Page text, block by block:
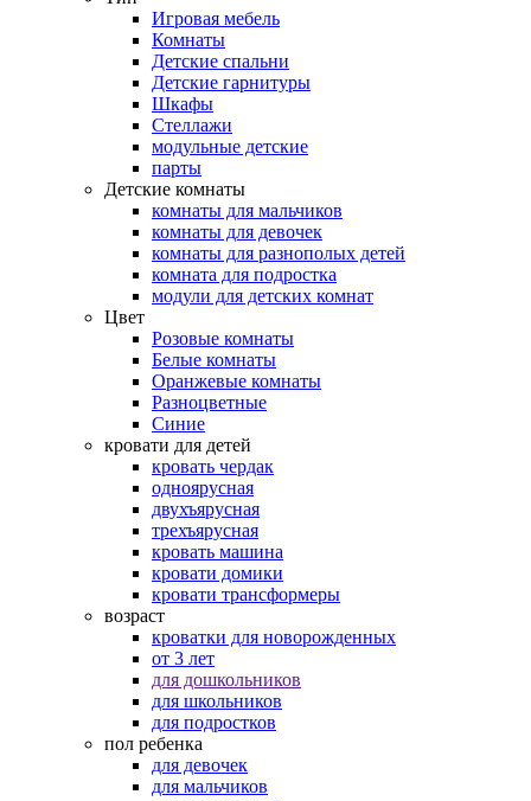
Игровая мебель
Комнаты
Детские спальни
Детские гарнитуры
Шкафы
Стеллажи
модульные детские
парты
Детские комнаты
комнаты для мальчиков
комнаты для девочек
комнаты для разнополых детей
комната для подростка
модули для детских комнат
Цвет
Розовые комнаты
Белые комнаты
Оранжевые комнаты
Разноцветные
Синие
кровати для детей
кровать чердак
одноярусная
двухъярусная
трехъярусная
кровать машина
кровати домики
кровати трансформеры
возраст
кроватки для новорожденных
от 3 лет
для дошкольников
для школьников
для подростков
пол ребенка
для девочек
для мальчиков